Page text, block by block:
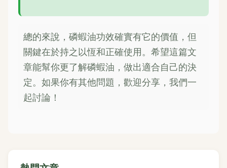
總的來說，磷蝦油功效確實有它的價值，但
關鍵在於持之以恆和正確使用。希望這篇文
章能幫你更了解磷蝦油，做出適合自己的決
定。如果你有其他問題，歡迎分享，我們一
起討論！